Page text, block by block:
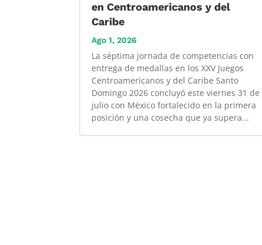
en Centroamericanos y del
Caribe
Ago 1, 2026
La séptima jornada de competencias con
entrega de medallas en los XXV Juegos
Centroamericanos y del Caribe Santo
Domingo 2026 concluyó este viernes 31 de
julio con México fortalecido en la primera
posición y una cosecha que ya supera...